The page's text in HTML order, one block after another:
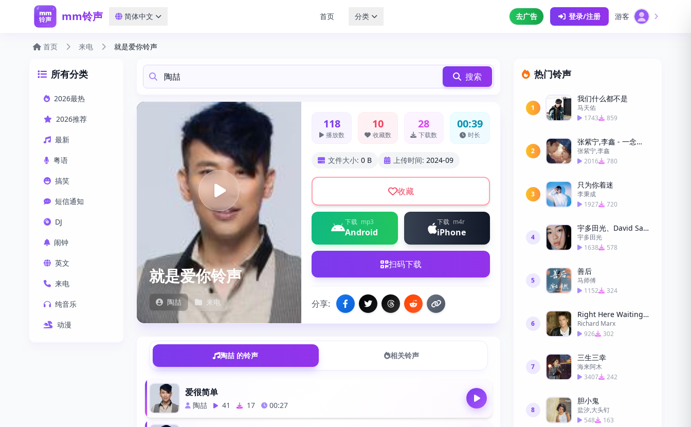
mm铃声 简体中文 首页 分类 去广告 登录/注册 游客
首页 来电 就是爱你铃声
所有分类
2026最热
2026推荐
最新
粤语
搞笑
短信通知
DJ
闹钟
英文
来电
纯音乐
动漫
搜索
就是爱你铃声
陶喆 来电
118
播放数
10
收藏数
28
下载数
00:39
时长
文件大小: 0 B 上传时间: 2024-09
收藏
下载 mp3
Android
下载 m4r
iPhone
扫码下载
分享:
陶喆 的铃声 相关铃声
爱很简单
陶喆 41 17 00:27
热门铃声
1
我们什么都不是
马天佑
1743
859
2
张紫宁,李鑫 - 一念《逐玉》
张紫宁,李鑫
2016
780
3
只为你着迷
李秉成
1927
720
4
宇多田光、David Sanborn - First Love
宇多田光
1638
578
5
善后
马师傅
1152
324
6
Right Here Waiting (此情可待)
Richard Marx
926
302
7
三生三幸
海来阿木
3407
242
8
胆小鬼
盐汐,大头钉
548
163